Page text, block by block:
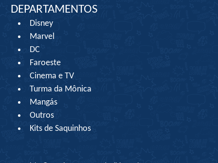
DEPARTAMENTOS
Disney
Marvel
DC
Faroeste
Cinema e TV
Turma da Mônica
Mangás
Outros
Kits de Saquinhos